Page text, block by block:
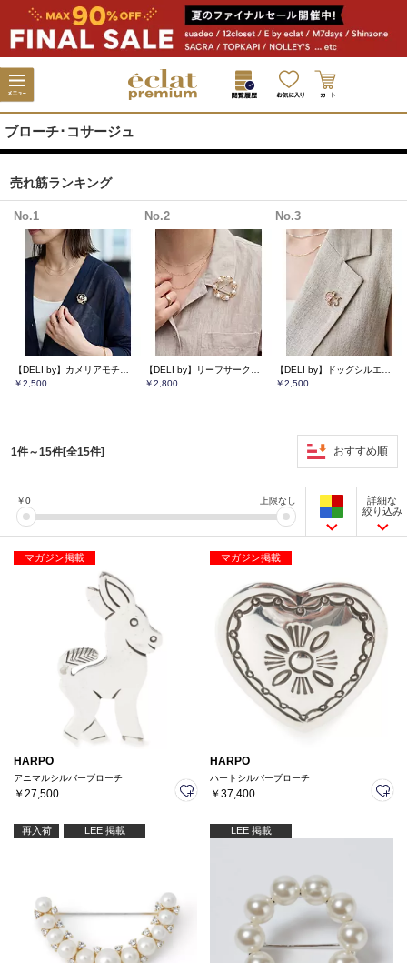
ブローチ･コサージュ
売れ筋ランキング
No.1
￥2,500
No.2
￥2,800
No.3
￥2,500
1件～15件[全15件] おすすめ順
￥0 上限なし
詳細な
絞り込み
マガジン掲載
HARPO
アニマルシルバーブローチ
￥27,500
マガジン掲載
HARPO
ハートシルバーブローチ
￥37,400
再入荷 LEE 掲載 LEE 掲載